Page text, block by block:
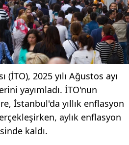
2025 yılı Ağustos ayı
yayımladı. İTO'nun
İstanbul'da yıllık enflasyon
aylık enflasyon
kaldı.